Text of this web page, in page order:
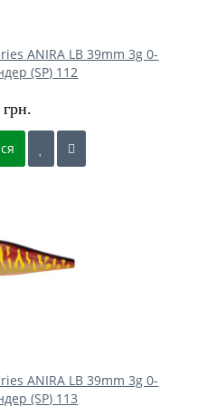
ANIRA LB 39mm 3g 0-
(SP) 112
ANIRA LB 39mm 3g 0-
(SP) 113